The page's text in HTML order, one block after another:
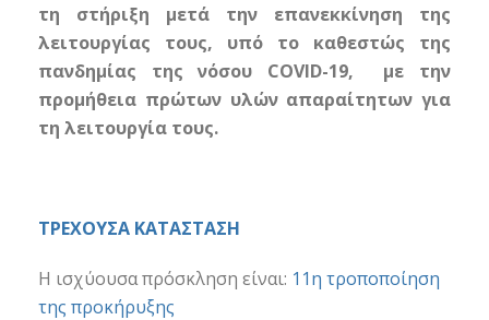
τη στήριξη μετά την επανεκκίνηση της
λειτουργίας τους, υπό το καθεστώς της
πανδημίας της νόσου COVID-19, με την
προμήθεια πρώτων υλών απαραίτητων για
τη λειτουργία τους.
ΤΡΕΧΟΥΣΑ ΚΑΤΑΣΤΑΣΗ
Η ισχύουσα πρόσκληση είναι: 11η τροποποίηση
της προκήρυξης